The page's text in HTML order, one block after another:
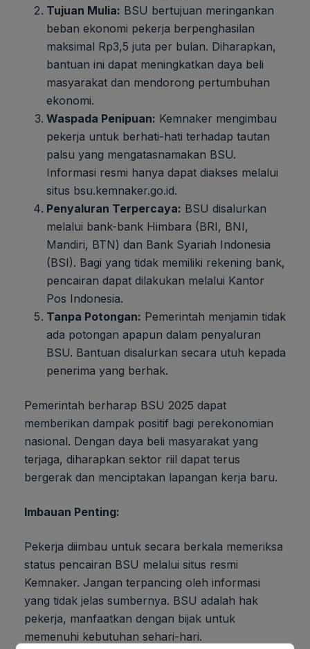
Tujuan Mulia: BSU bertujuan meringankan
beban ekonomi pekerja berpenghasilan
maksimal Rp3,5 juta per bulan. Diharapkan,
bantuan ini dapat meningkatkan daya beli
masyarakat dan mendorong pertumbuhan
ekonomi.
Waspada Penipuan: Kemnaker mengimbau
pekerja untuk berhati-hati terhadap tautan
palsu yang mengatasnamakan BSU.
Informasi resmi hanya dapat diakses melalui
situs bsu.kemnaker.go.id.
Penyaluran Terpercaya: BSU disalurkan
melalui bank-bank Himbara (BRI, BNI,
Mandiri, BTN) dan Bank Syariah Indonesia
(BSI). Bagi yang tidak memiliki rekening bank,
pencairan dapat dilakukan melalui Kantor
Pos Indonesia.
Tanpa Potongan: Pemerintah menjamin tidak
ada potongan apapun dalam penyaluran
BSU. Bantuan disalurkan secara utuh kepada
penerima yang berhak.
Pemerintah berharap BSU 2025 dapat
memberikan dampak positif bagi perekonomian
nasional. Dengan daya beli masyarakat yang
terjaga, diharapkan sektor riil dapat terus
bergerak dan menciptakan lapangan kerja baru.
Imbauan Penting:
Pekerja diimbau untuk secara berkala memeriksa
status pencairan BSU melalui situs resmi
Kemnaker. Jangan terpancing oleh informasi
yang tidak jelas sumbernya. BSU adalah hak
pekerja, manfaatkan dengan bijak untuk
memenuhi kebutuhan sehari-hari.